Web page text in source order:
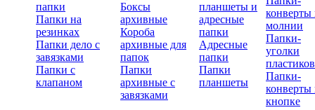
папки
Папки на
резинках
Папки дело с
завязками
Папки с
клапаном
Боксы
архивные
Короба
архивные для
папок
Папки
архивные с
завязками
планшеты и
адресные
папки
Адресные
папки
Папки
планшеты
конверты
молнии
Папки-
уголки
Папки-
конверты
кнопке